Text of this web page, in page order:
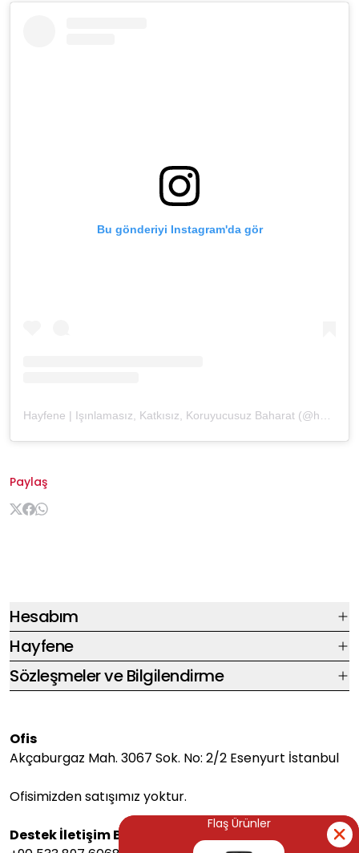
Bu gönderiyi Instagram'da gör
Paylaş
Hesabım
Hayfene
Sözleşmeler ve Bilgilendirme
Ofis
Akçaburgaz Mah. 3067 Sok. No: 2/2 Esenyurt İstanbul
Ofisimizden satışımız yoktur.
Destek İletişim Bilgileri
Flaş Ürünler
Flaş Ürünler